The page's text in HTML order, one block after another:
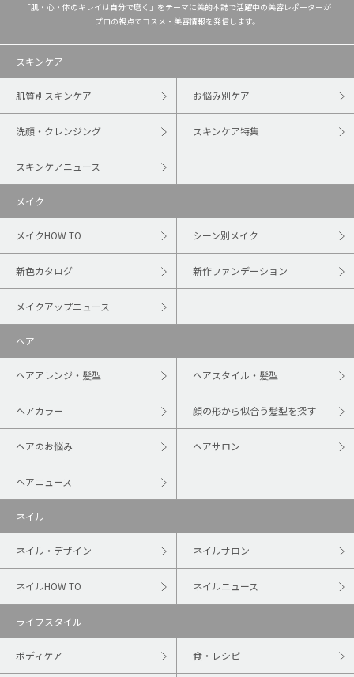
「肌・心・体のキレイは自分で磨く」をテーマに美的本誌で活躍中の美容レポーターが
プロの視点でコスメ・美容情報を発信します。
スキンケア
肌質別スキンケア お悩み別ケア
洗顔・クレンジング スキンケア特集
スキンケアニュース
メイク
メイクHOW TO シーン別メイク
新色カタログ 新作ファンデーション
メイクアップニュース
ヘア
ヘアアレンジ・髪型 ヘアスタイル・髪型
ヘアカラー 顔の形から似合う髪型を探す
ヘアのお悩み ヘアサロン
ヘアニュース
ネイル
ネイル・デザイン ネイルサロン
ネイルHOW TO ネイルニュース
ライフスタイル
ボディケア 食・レシピ